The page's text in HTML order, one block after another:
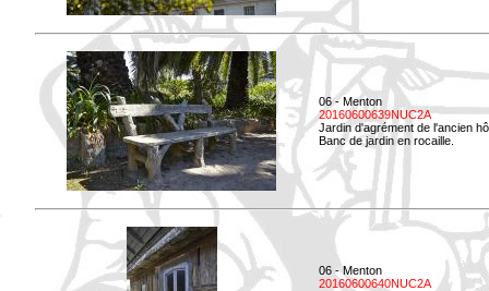
06 - Menton
20160600639NUC2A
Jardin d'agrément de l'ancien
Banc de jardin en rocaille.
06 - Menton
20160600640NUC2A